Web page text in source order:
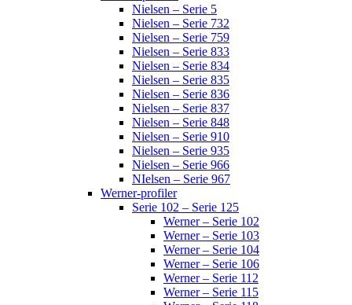
Nielsen – Serie 5
Nielsen – Serie 732
Nielsen – Serie 759
Nielsen – Serie 833
Nielsen – Serie 834
Nielsen – Serie 835
Nielsen – Serie 836
Nielsen – Serie 837
Nielsen – Serie 848
Nielsen – Serie 910
Nielsen – Serie 935
Nielsen – Serie 966
NIelsen – Serie 967
Werner-profiler
Serie 102 – Serie 125
Werner – Serie 102
Werner – Serie 103
Werner – Serie 104
Werner – Serie 106
Werner – Serie 112
Werner – Serie 115